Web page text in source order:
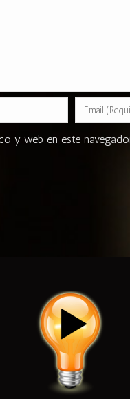
y web en este